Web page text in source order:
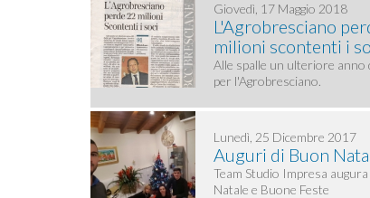
Giovedì, 17 Maggio 2018
L'Agrobresciano
milioni scontenti i
Alle spalle un ulteriore anno
per l'Agrobresciano.
Lunedì, 25 Dicembre 2017
Auguri di Buon
Team Studio Impresa
Natale e Buone Feste